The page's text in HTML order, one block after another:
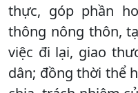
thực, góp phần
thông nông thôn,
việc đi lại, giao
dân; đồng thời thể